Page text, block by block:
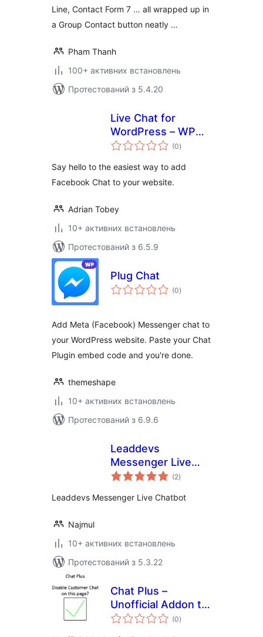
Line, Contact Form 7 … all wrapped up in
a Group Contact button neatly …
Pham Thanh
100+ активних встановлень
Протестований з 5.4.20
Live Chat for
WordPress – WP
Simple Chat — by
(0загальний
рейтинг
)
Say hello to the easiest way to add
Facebook Chat to your website.
Adrian Tobey
10+ активних встановлень
Протестований з 6.5.9
Plug Chat
(0загальний
рейтинг
)
Add Meta (Facebook) Messenger chat to
your WordPress website. Paste your Chat
Plugin embed code and you're done.
themeshape
10+ активних встановлень
Протестований з 6.9.6
Leaddevs
Messenger Live
Chatbot
(2загальний
рейтинг
)
Leaddevs Messenger Live Chatbot
Najmul
10+ активних встановлень
Протестований з 5.3.22
Chat Plus –
Unofficial Addon to
disable chat on
(0загальний
рейтинг
)